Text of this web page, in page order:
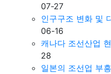
07-27
인구구조 변화 및
06-16
캐나다 조선산업
28
일본의 조선업 부